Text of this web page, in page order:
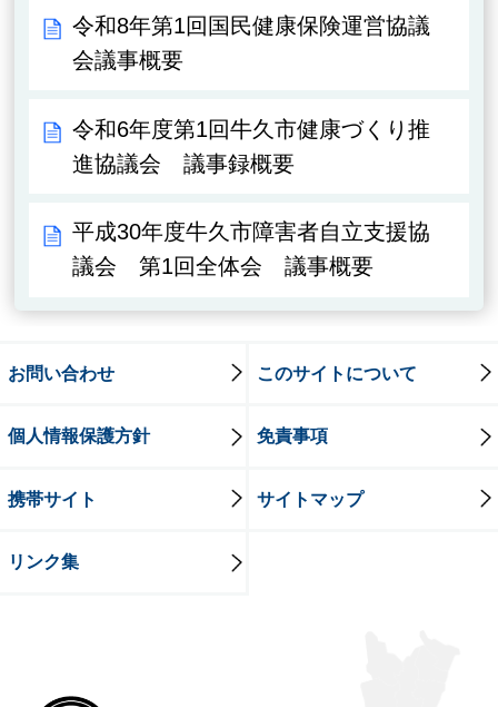
令和8年第1回国民健康保険運営協議
会議事概要
令和6年度第1回牛久市健康づくり推
進協議会 議事録概要
平成30年度牛久市障害者自立支援協
議会 第1回全体会 議事概要
お問い合わせ このサイトについて
個人情報保護方針 免責事項
携帯サイト サイトマップ
リンク集